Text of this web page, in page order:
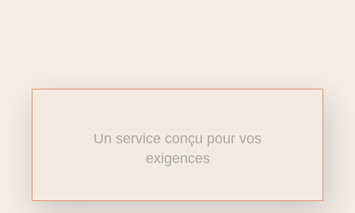
Un service conçu pour vos
exigences